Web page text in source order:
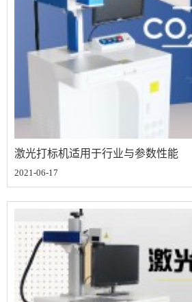
激光打标机适用于行业与参数性能
2021-06-17